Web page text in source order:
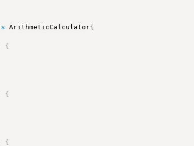
ArithmeticCalculator{
{
{
{